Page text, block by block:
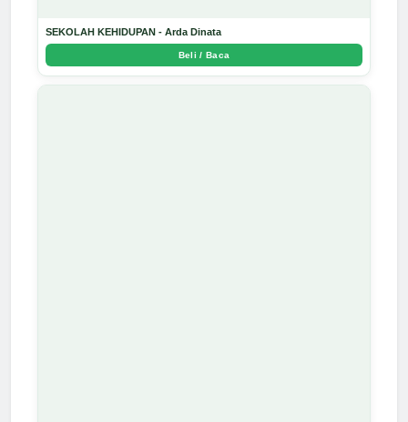
SEKOLAH KEHIDUPAN - Arda Dinata
Beli / Baca